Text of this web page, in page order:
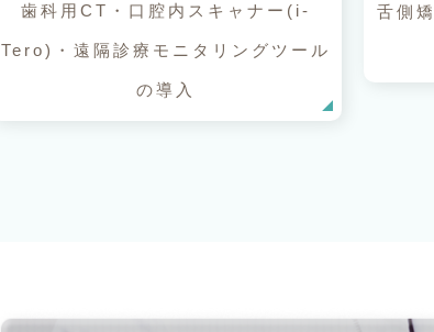
歯科用CT・口腔内スキャナー(i-
Tero)・遠隔診療モニタリングツール
の導入
舌側